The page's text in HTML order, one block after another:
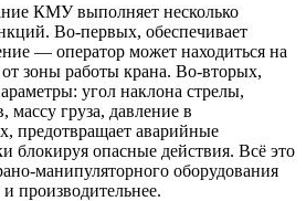
КМУ выполняет несколько
Во-первых, обеспечивает
— оператор может находиться на
зоны работы крана. Во-вторых,
угол наклона стрелы,
массу груза, давление в
предотвращает аварийные
блокируя опасные действия. Всё это
манипуляторного оборудования
и производительнее.